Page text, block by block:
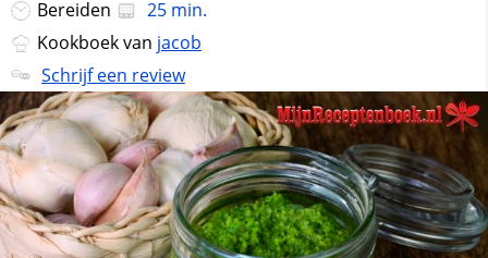
Bereiden
25 min.
Kookboek van jacob
Schrijf een review